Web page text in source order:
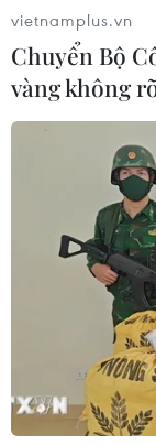
vietnamplus.vn
Chuyển Bộ
vàng không